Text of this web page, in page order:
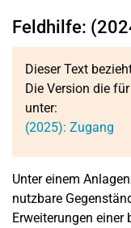
Feldhilfe:
Dieser Text
Die Version die
unter:
(2025): Zugang
Unter einem
nutzbare
Erweiterungen einer